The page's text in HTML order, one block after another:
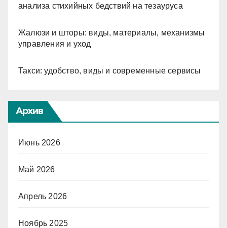
анализа стихийных бедствий на тезауруса
Жалюзи и шторы: виды, материалы, механизмы
управления и уход
Такси: удобство, виды и современные сервисы
Архив
Июнь 2026
Май 2026
Апрель 2026
Ноябрь 2025